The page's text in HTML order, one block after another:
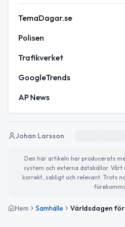
TemaDagar.se
Polisen
Trafikverket
GoogleTrends
AP News
Johan Larsson
Den här artikeln har producerats
system och externa datakällor.
korrekt, sakligt och relevant. Trots
Hem Samhälle